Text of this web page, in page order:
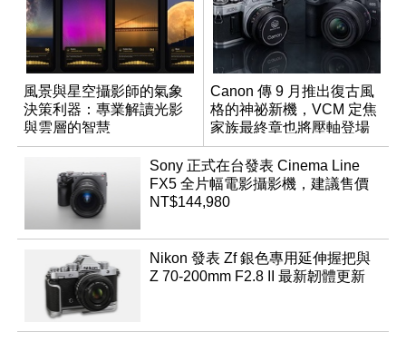
風景與星空攝影師的氣象
決策利器：專業解讀光影
與雲層的智慧
App「Atmos」登場
Canon 傳 9 月推出復古風
格的神祕新機，VCM 定焦
家族最終章也將壓軸登場
Sony 正式在台發表 Cinema Line
FX5 全片幅電影攝影機，建議售價
NT$144,980
Nikon 發表 Zf 銀色專用延伸握把與
Z 70-200mm F2.8 II 最新韌體更新